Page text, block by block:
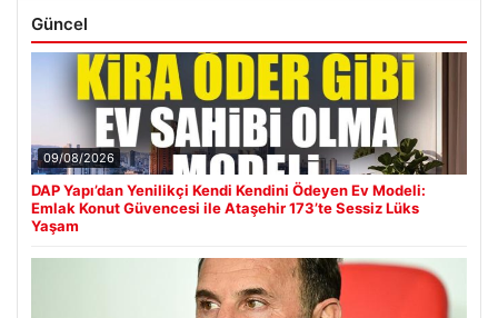
Güncel
09/08/2026
DAP Yapı’dan Yenilikçi Kendi Kendini Ödeyen Ev Modeli:
Emlak Konut Güvencesi ile Ataşehir 173’te Sessiz Lüks
Yaşam